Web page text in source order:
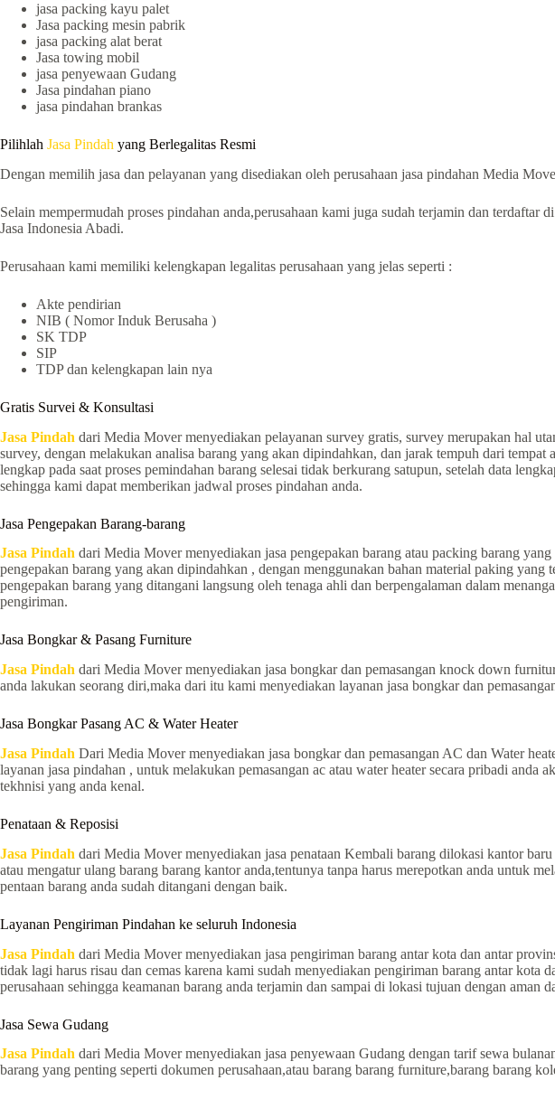
jasa packing kayu palet
Jasa packing mesin pabrik
jasa packing alat berat
Jasa towing mobil
jasa penyewaan Gudang
Jasa pindahan piano
jasa pindahan brankas
Pilihlah Jasa Pindah yang Berlegalitas Resmi
Dengan memilih jasa dan pelayanan yang disediakan oleh perusahaan jasa pindahan Media
Selain mempermudah proses pindahan anda,perusahaan kami juga sudah terjamin dan terdaftar
Jasa Indonesia Abadi.
Perusahaan kami memiliki kelengkapan legalitas perusahaan yang jelas seperti :
Akte pendirian
NIB ( Nomor Induk Berusaha )
SK TDP
SIP
TDP dan kelengkapan lain nya
Gratis Survei & Konsultasi
Jasa Pindah dari Media Mover menyediakan pelayanan survey gratis, survey merupakan hal
survey, dengan melakukan analisa barang yang akan dipindahkan, dan jarak tempuh dari
lengkap pada saat proses pemindahan barang selesai tidak berkurang satupun, setelah data
sehingga kami dapat memberikan jadwal proses pindahan anda.
Jasa Pengepakan Barang-barang
Jasa Pindah dari Media Mover menyediakan jasa pengepakan barang atau packing barang
pengepakan barang yang akan dipindahkan , dengan menggunakan bahan material paking
pengepakan barang yang ditangani langsung oleh tenaga ahli dan berpengalaman dalam
pengiriman.
Jasa Bongkar & Pasang Furniture
Jasa Pindah dari Media Mover menyediakan jasa bongkar dan pemasangan knock down
anda lakukan seorang diri,maka dari itu kami menyediakan layanan jasa bongkar dan
Jasa Bongkar Pasang AC & Water Heater
Jasa Pindah Dari Media Mover menyediakan jasa bongkar dan pemasangan AC dan Water
layanan jasa pindahan , untuk melakukan pemasangan ac atau water heater secara pribadi
tekhnisi yang anda kenal.
Penataan & Reposisi
Jasa Pindah dari Media Mover menyediakan jasa penataan Kembali barang dilokasi kantor
atau mengatur ulang barang barang kantor anda,tentunya tanpa harus merepotkan anda untuk
pentaan barang anda sudah ditangani dengan baik.
Layanan Pengiriman Pindahan ke seluruh Indonesia
Jasa Pindah dari Media Mover menyediakan jasa pengiriman barang antar kota dan antar
tidak lagi harus risau dan cemas karena kami sudah menyediakan pengiriman barang antar
perusahaan sehingga keamanan barang anda terjamin dan sampai di lokasi tujuan dengan aman
Jasa Sewa Gudang
Jasa Pindah dari Media Mover menyediakan jasa penyewaan Gudang dengan tarif sewa
barang yang penting seperti dokumen perusahaan,atau barang barang furniture,barang barang